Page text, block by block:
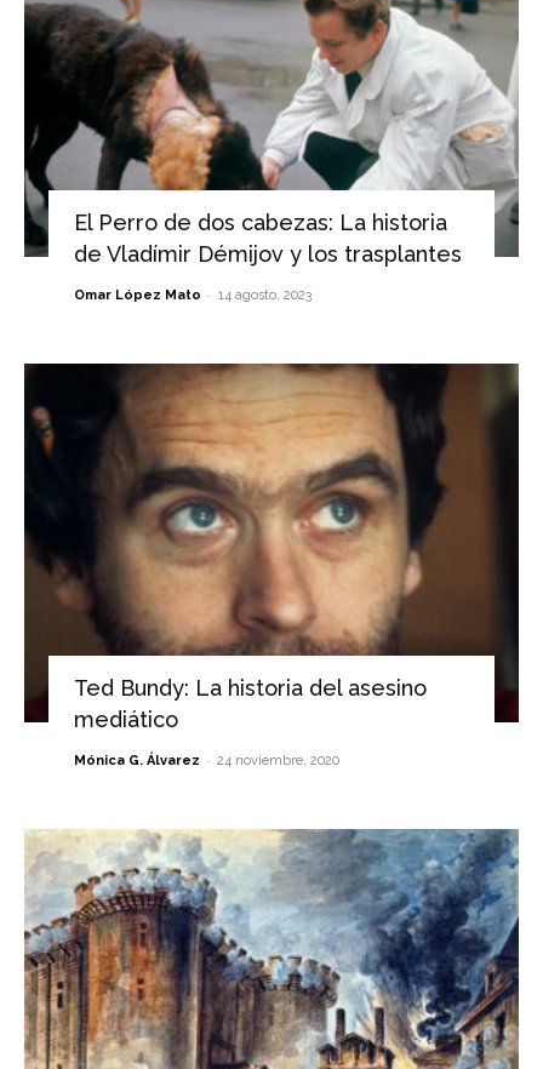
El Perro de dos cabezas: La historia
de Vladímir Démijov y los trasplantes
Omar López Mato - 14 agosto, 2023
Ted Bundy: La historia del asesino
mediático
Mónica G. Álvarez - 24 noviembre, 2020